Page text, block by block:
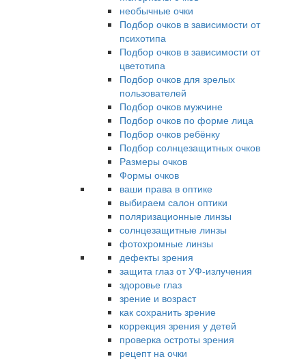
необычные очки
Подбор очков в зависимости от
психотипа
Подбор очков в зависимости от
цветотипа
Подбор очков для зрелых
пользователей
Подбор очков мужчине
Подбор очков по форме лица
Подбор очков ребёнку
Подбор солнцезащитных очков
Размеры очков
Формы очков
ваши права в оптике
выбираем салон оптики
поляризационные линзы
солнцезащитные линзы
фотохромные линзы
дефекты зрения
защита глаз от УФ-излучения
здоровье глаз
зрение и возраст
как сохранить зрение
коррекция зрения у детей
проверка остроты зрения
рецепт на очки